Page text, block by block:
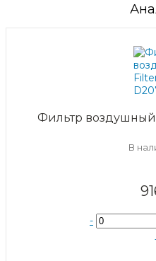
Фильтр
В
-